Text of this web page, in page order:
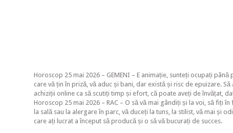
Horoscop 25 mai 2026 – GEMENI – E animație, sunteți ocupați
care vă țin în priză, vă aduc și bani, dar există și risc de epuizare.
achiziții online ca să scutiți timp și efort, că poate aveți de învățat,
Horoscop 25 mai 2026 – RAC – O să vă mai gândiți și la voi, să fiți
la sală sau la alergare în parc, vă duceți la tuns, la stilist, vă mai și
care ați lucrat a început să producă și o să vă bucurați de succes.